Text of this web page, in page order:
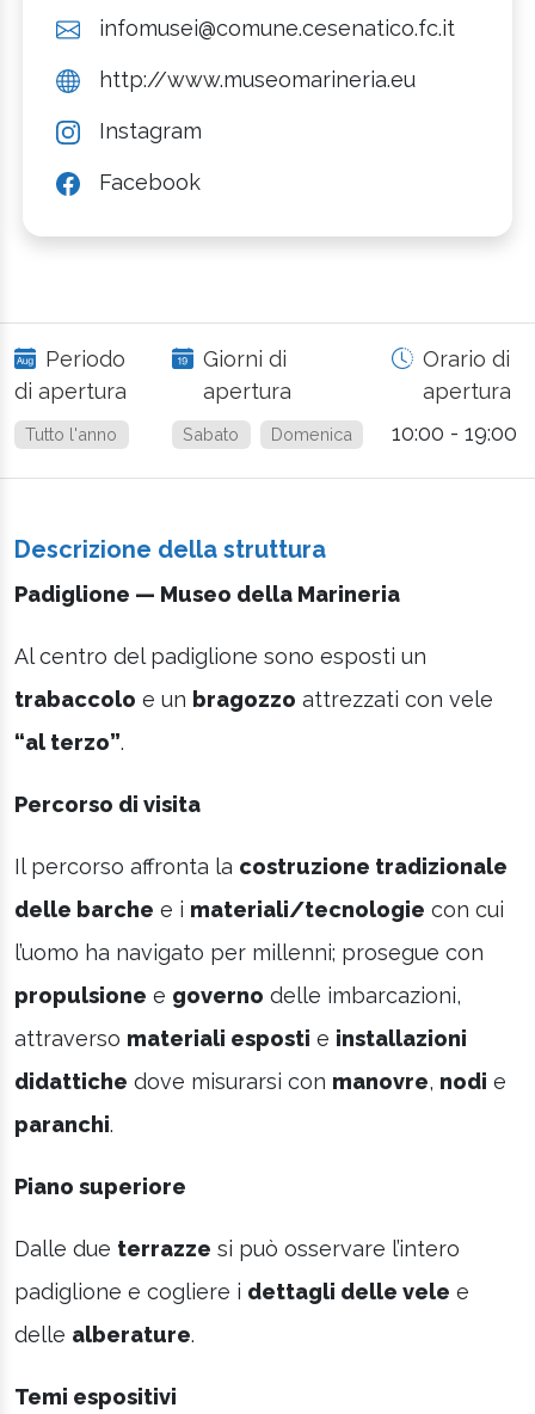
infomusei@comune.cesenatico.fc.it
http://www.museomarineria.eu
Instagram
Facebook
Periodo
di apertura
Tutto l'anno
Giorni di
apertura
Sabato Domenica
Orario di
apertura
10:00 - 19:00
Descrizione della struttura
Padiglione — Museo della Marineria
Al centro del padiglione sono esposti un
trabaccolo e un bragozzo attrezzati con vele
“al terzo”.
Percorso di visita
Il percorso affronta la costruzione tradizionale
delle barche e i materiali/tecnologie con cui
l’uomo ha navigato per millenni; prosegue con
propulsione e governo delle imbarcazioni,
attraverso materiali esposti e installazioni
didattiche dove misurarsi con manovre, nodi e
paranchi.
Piano superiore
Dalle due terrazze si può osservare l’intero
padiglione e cogliere i dettagli delle vele e
delle alberature.
Temi espositivi